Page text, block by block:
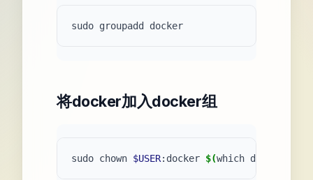
将docker加入docker组
sudo chown $USER:docker $(which docker